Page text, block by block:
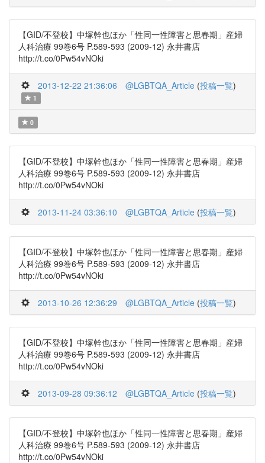
【GID/不登校】中塚幹也ほか「性同一性障害と思春期」産婦
人科治療 99巻6号 P.589-593 (2009-12) 永井書店
http://t.co/0Pw54vNOki
2013-12-22 21:36:06 @LGBTQA_Article (投稿一覧)
1
0
【GID/不登校】中塚幹也ほか「性同一性障害と思春期」産婦
人科治療 99巻6号 P.589-593 (2009-12) 永井書店
http://t.co/0Pw54vNOki
2013-11-24 03:36:10 @LGBTQA_Article (投稿一覧)
【GID/不登校】中塚幹也ほか「性同一性障害と思春期」産婦
人科治療 99巻6号 P.589-593 (2009-12) 永井書店
http://t.co/0Pw54vNOki
2013-10-26 12:36:29 @LGBTQA_Article (投稿一覧)
【GID/不登校】中塚幹也ほか「性同一性障害と思春期」産婦
人科治療 99巻6号 P.589-593 (2009-12) 永井書店
http://t.co/0Pw54vNOki
2013-09-28 09:36:12 @LGBTQA_Article (投稿一覧)
【GID/不登校】中塚幹也ほか「性同一性障害と思春期」産婦
人科治療 99巻6号 P.589-593 (2009-12) 永井書店
http://t.co/0Pw54vNOki